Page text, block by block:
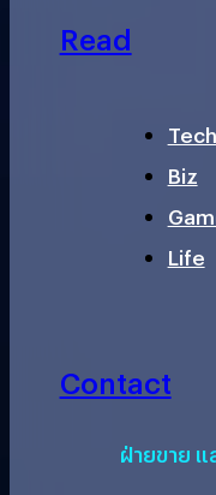
Read
Tech
Biz
Life
Contact
ฝ่ายขาย แ